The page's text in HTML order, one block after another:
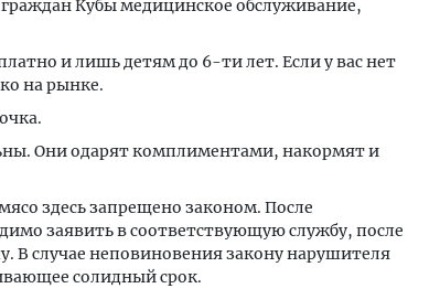
Кубы медицинское обслуживание,
и лишь детям до 6-ти лет. Если у вас нет
на рынке.
Они одарят комплиментами, накормят и
здесь запрещено законом. После
заявить в соответствующую службу, после
В случае неповиновения закону нарушителя
солидный срок.